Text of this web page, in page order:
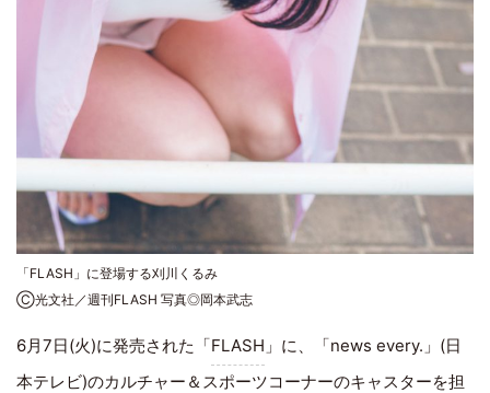
「FLASH」に登場する刈川くるみ
Ⓒ光文社／週刊FLASH 写真◎岡本武志
6月7日(火)に発売された「FLASH 」に、「news every.」(日
本テレビ)のカルチャー＆スポーツコーナーのキャスターを担